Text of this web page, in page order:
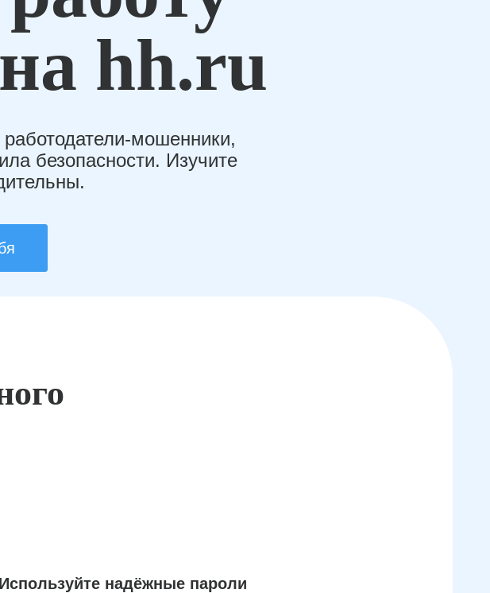
на hh.ru
мошенники,
безопасности. Изучите
Используйте надёжные пароли